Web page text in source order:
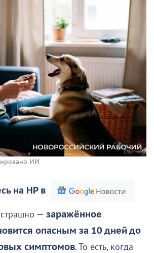
ИИ
на НР в
— заражённое
опасным за 10 дней до
симптомов. То есть, когда